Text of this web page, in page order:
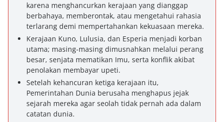
karena menghancurkan kerajaan yang dianggap
berbahaya, memberontak, atau mengetahui rahasia
terlarang demi mempertahankan kekuasaan mereka.
Kerajaan Kuno, Lulusia, dan Esperia menjadi korban
utama; masing-masing dimusnahkan melalui perang
besar, senjata mematikan Imu, serta konflik akibat
penolakan membayar upeti.
Setelah kehancuran ketiga kerajaan itu,
Pemerintahan Dunia berusaha menghapus jejak
sejarah mereka agar seolah tidak pernah ada dalam
catatan dunia.